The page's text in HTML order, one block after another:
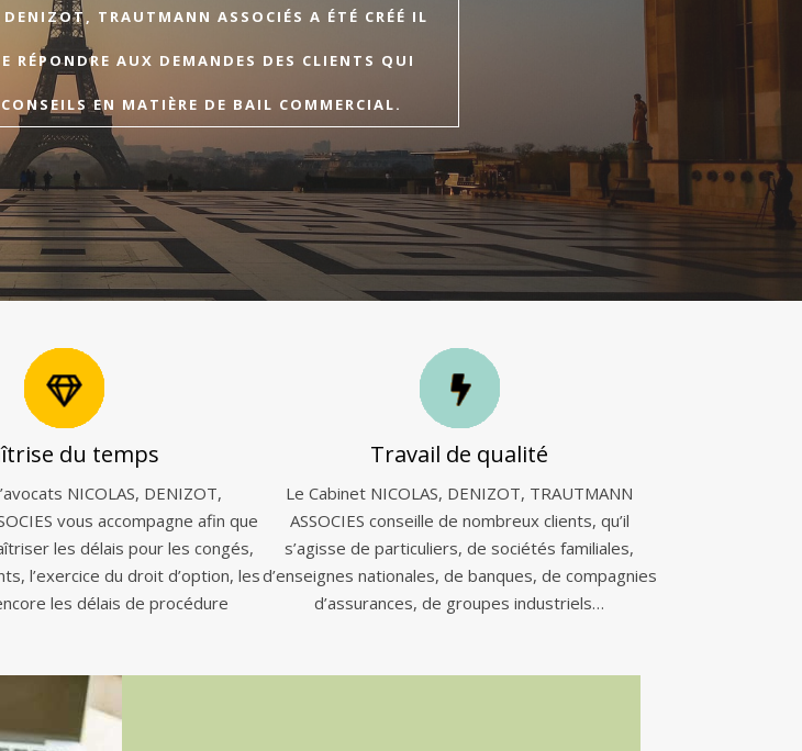
TRAUTMANN ASSOCIÉS A ÉTÉ CRÉÉ IL
RÉPONDRE AUX DEMANDES DES CLIENTS QUI
EN MATIÈRE DE BAIL COMMERCIAL.
du temps
NICOLAS, DENIZOT,
vous accompagne afin que
les délais pour les congés,
l’exercice du droit d’option, les
les délais de procédure
Travail de qualité
Le Cabinet NICOLAS, DENIZOT, TRAUTMANN
ASSOCIES conseille de nombreux clients, qu’il
s’agisse de particuliers, de sociétés familiales,
d’enseignes nationales, de banques, de compagnies
d’assurances, de groupes industriels…